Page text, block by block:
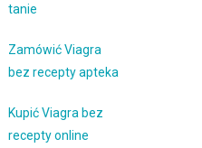
tanie
Zamówić Viagra
bez recepty apteka
Kupić Viagra bez
recepty online